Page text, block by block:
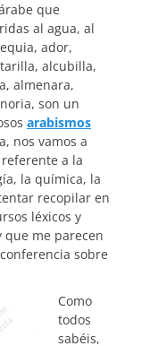
que
al agua, al
ador,
alcubilla,
almenara,
son un
arabismos
nos vamos a
a la
la química, la
recopilar en
léxicos y
me parecen
sobre
Como
todos
sabéis,